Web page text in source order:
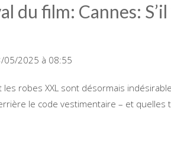
du film: Cannes:
05/2025 à 08:55
les robes XXL sont désormais
le code vestimentaire – et